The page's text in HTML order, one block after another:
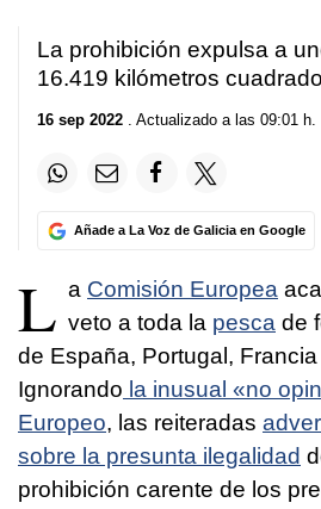
La prohibición expulsa a
16.419 kilómetros
16 sep 2022 . Actualizado a las 09:01 h.
Añade a La Voz de Galicia en Google
L a Comisión Europea
veto a toda la pesca de
de España, Portugal,
Ignorando la inusual «no
Europeo, las reiteradas
sobre la presunta ilegalidad
prohibición carente de los